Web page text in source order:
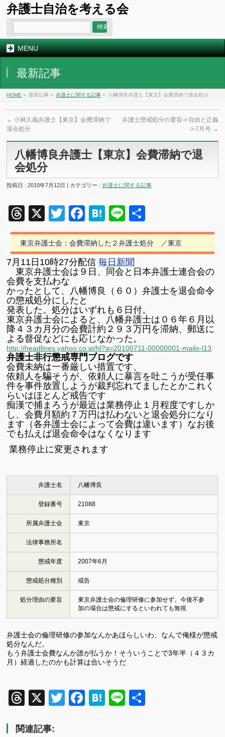
弁護士自治を考える会
MENU
最新記事
HOME » 最新記事 » 弁護士に関する記事 » 八幡博良弁護士【東京】会費滞納で退会処分
← 小林久義弁護士【東京】会費滞納で
退会処分
弁護士懲戒処分の要旨≪自由と正義
≫7月号 →
八幡博良弁護士【東京】会費滞納で退
会処分
投稿日 : 2010年7月12日 | カテゴリー :弁護士に関する記事
Threads
X TwitterFacebook
Hatena
Line
有
東京弁護士会：会費滞納した２弁護士処分 ／東京
7月11日10時27分配信毎日新聞
東京弁護士会は９日、同会と日本弁護士連合会の
会費を支払わな
かったとして、八幡博良（６０）弁護士を退会命令
の懲戒処分にしたと
発表した。処分はいずれも６日付。
東京弁護士会によると、八幡弁護士は０６年６月以
降４３カ月分の会費計約２９３万円を滞納、郵送に
よる督促などにも応じなかった。
http://headlines.yahoo.co.jp/hl?a=20100711-00000001-mailo-l13
弁護士非行懲戒専門ブログです
会費未納は一番厳しい措置です、
依頼人を騙そうが、依頼人に暴言を吐こうが受任事
件を事件放置しようが裁判忘れてましたとかこれく
らいはほとんど戒告です
痴漢で捕まろうが最近は業務停止１月程度です しか
し、会費月額約７万円は払わないと退会処分になり
ます （各弁護士会によって会費は違います） なお後
でも払えば退会命令はなくなります
業務停止に変更されます
弁護士名 八幡博良
登録番号 21088
所属弁護士会 東京
法律事務所名
懲戒年度 2007年6月
懲戒処分種別 戒告
処分理由の要旨
東京弁護士会の倫理研修に参加せず。今後不参
加の場合は懲戒にするといわれても無視
弁護士会の倫理研修の参加なんかあほらしいわ、なんで俺様が懲戒
処分なんだ。
もう弁護士会費なんか誰が払うか！そういうことで3年半（４３カ
月）経過したのかも計算は合いそうだ
Threads
X TwitterFacebook
Hatena
Line
関連記事: